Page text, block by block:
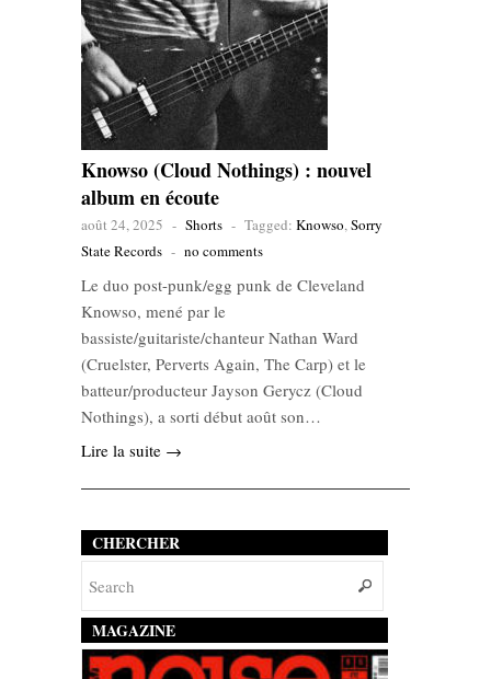
Knowso (Cloud Nothings) : nouvel
album en écoute
août 24, 2025 - Shorts - Tagged: Knowso,Sorry
State Records - no comments
Le duo post-punk/egg punk de Cleveland
Knowso, mené par le
bassiste/guitariste/chanteur Nathan Ward
(Cruelster, Perverts Again, The Carp) et le
batteur/producteur Jayson Gerycz (Cloud
Nothings), a sorti début août son…
Lire la suite →
CHERCHER
MAGAZINE